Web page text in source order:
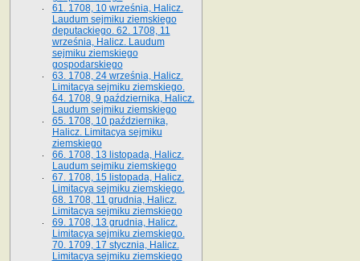
61. 1708, 10 września, Halicz.
Laudum sejmiku ziemskiego
deputackiego. 62. 1708, 11
września, Halicz. Laudum
sejmiku ziemskiego
gospodarskiego
63. 1708, 24 września, Halicz.
Limitacya sejmiku ziemskiego.
64. 1708, 9 października, Halicz.
Laudum sejmiku ziemskiego
65­. 1708, 10 października,
Halicz. Limitacya sejmiku
ziemskiego
66. 1708, 13 listopada, Halicz.
Laudum sejmiku ziemskiego
67. 1708, 15 listopada, Halicz.
Limitacya sejmiku ziemskiego.
68. 1708, 11 grudnia, Halicz.
Limitacya sejmiku ziemskiego
69. 1708, 13 grudnia, Halicz.
Limitacya sejmiku ziemskiego.
70. 1709, 17 stycznia, Halicz.
Limitacya sejmiku ziemskiego